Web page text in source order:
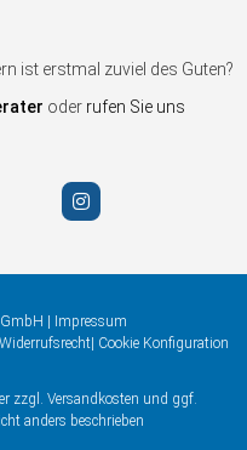
ist erstmal zuviel des Guten?
oder rufen Sie uns
|
Impressum
Widerrufsrecht Cookie Konfiguration
zzgl. Versandkosten und ggf.
anders beschrieben